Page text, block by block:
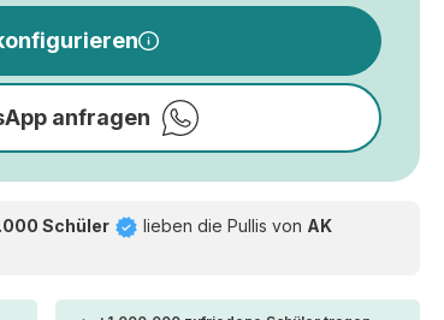
anfragen
Schüler lieben die Pullis von AK